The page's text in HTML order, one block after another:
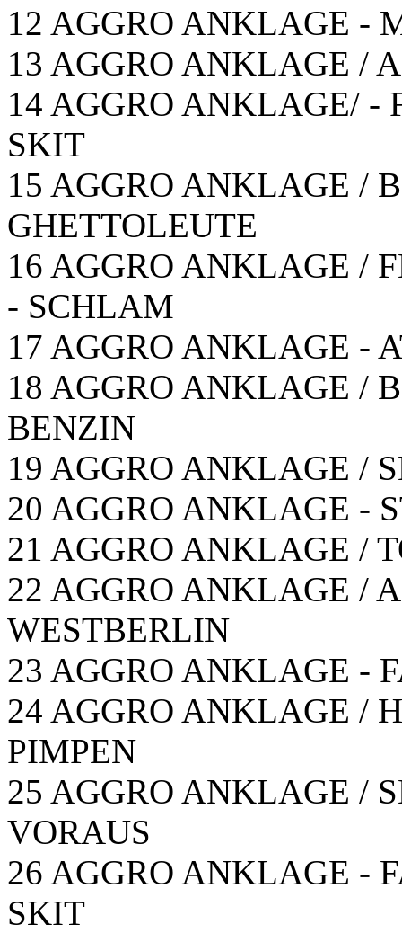
12 AGGRO ANKLAGE -
13 AGGRO ANKLAGE /
14 AGGRO ANKLAGE/ -
SKIT
15 AGGRO ANKLAGE /
GHETTOLEUTE
16 AGGRO ANKLAGE /
- SCHLAM
17 AGGRO ANKLAGE -
18 AGGRO ANKLAGE /
BENZIN
19 AGGRO ANKLAGE /
20 AGGRO ANKLAGE -
21 AGGRO ANKLAGE /
22 AGGRO ANKLAGE /
WESTBERLIN
23 AGGRO ANKLAGE -
24 AGGRO ANKLAGE /
PIMPEN
25 AGGRO ANKLAGE /
VORAUS
26 AGGRO ANKLAGE -
SKIT